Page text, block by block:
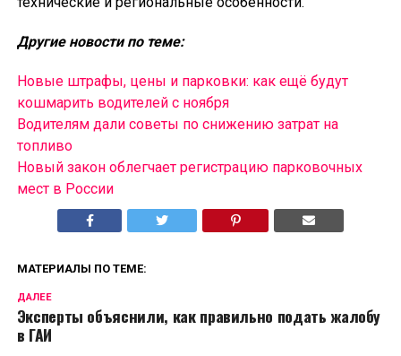
Другие новости по теме:
Новые штрафы, цены и парковки: как ещё будут
кошмарить водителей с ноября
Водителям дали советы по снижению затрат на
топливо
Новый закон облегчает регистрацию парковочных
мест в России
МАТЕРИАЛЫ ПО ТЕМЕ:
ДАЛЕЕ
Эксперты объяснили, как правильно подать жалобу
в ГАИ